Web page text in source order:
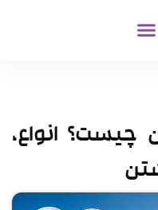
چیست؟ انواع،